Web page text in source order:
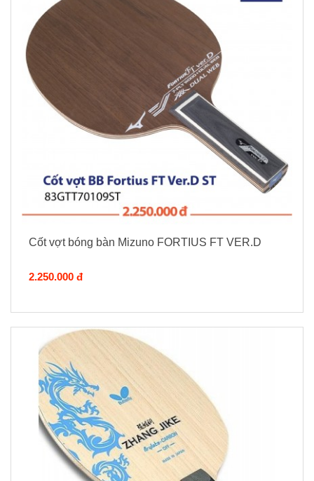
Cốt vợt bóng bàn Mizuno FORTIUS FT VER.D
2.250.000 đ